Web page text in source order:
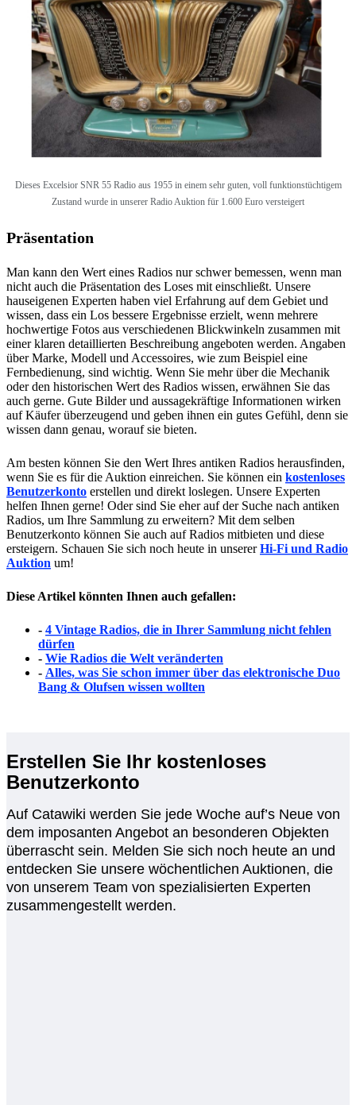
Dieses Excelsior SNR 55 Radio aus 1955 in einem sehr guten, voll funktionstüchtigem
Zustand wurde in unserer Radio Auktion für 1.600 Euro versteigert
Präsentation
Man kann den Wert eines Radios nur schwer bemessen, wenn man
nicht auch die Präsentation des Loses mit einschließt. Unsere
hauseigenen Experten haben viel Erfahrung auf dem Gebiet und
wissen, dass ein Los bessere Ergebnisse erzielt, wenn mehrere
hochwertige Fotos aus verschiedenen Blickwinkeln zusammen mit
einer klaren detaillierten Beschreibung angeboten werden. Angaben
über Marke, Modell und Accessoires, wie zum Beispiel eine
Fernbedienung, sind wichtig. Wenn Sie mehr über die Mechanik
oder den historischen Wert des Radios wissen, erwähnen Sie das
auch gerne. Gute Bilder und aussagekräftige Informationen wirken
auf Käufer überzeugend und geben ihnen ein gutes Gefühl, denn sie
wissen dann genau, worauf sie bieten.
Am besten können Sie den Wert Ihres antiken Radios herausfinden,
wenn Sie es für die Auktion einreichen. Sie können ein kostenloses
Benutzerkonto erstellen und direkt loslegen. Unsere Experten
helfen Ihnen gerne! Oder sind Sie eher auf der Suche nach antiken
Radios, um Ihre Sammlung zu erweitern? Mit dem selben
Benutzerkonto können Sie auch auf Radios mitbieten und diese
ersteigern. Schauen Sie sich noch heute in unsererHi-Fi und Radio
Auktion um!
Diese Artikel könnten Ihnen auch gefallen:
- 4 Vintage Radios, die in Ihrer Sammlung nicht fehlen
dürfen
- Wie Radios die Welt veränderten
- Alles, was Sie schon immer über das elektronische Duo
Bang & Olufsen wissen wollten
Erstellen Sie Ihr kostenloses
Benutzerkonto
Auf Catawiki werden Sie jede Woche auf’s Neue von
dem imposanten Angebot an besonderen Objekten
überrascht sein. Melden Sie sich noch heute an und
entdecken Sie unsere wöchentlichen Auktionen, die
von unserem Team von spezialisierten Experten
zusammengestellt werden.